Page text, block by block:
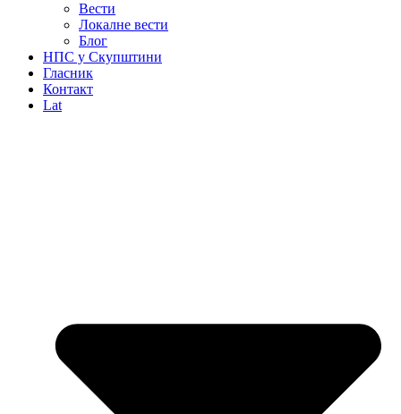
Вести
Локалне вести
Блог
НПС у Скупштини
Гласник
Контакт
Lat